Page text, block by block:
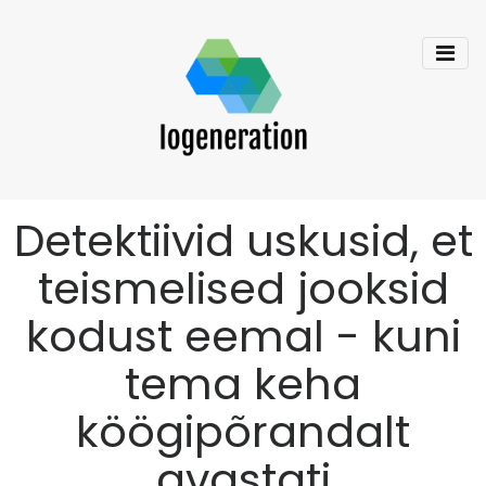
Detektiivid uskusid, et
teismelised jooksid
kodust eemal - kuni
tema keha
köögipõrandalt